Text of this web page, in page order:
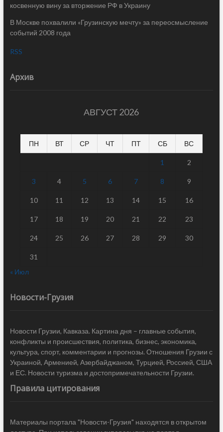
косвенную вину за вторжение РФ в Украину
В Москве похвалили «Грузинскую мечту» за переосмысление
событий 2008 года
RSS
Архив
АВГУСТ 2026
ПН ВТ СР ЧТ ПТ СБ ВС
1 2
3 4 5 6 7 8 9
10 11 12 13 14 15 16
17 18 19 20 21 22 23
24 25 26 27 28 29 30
31
« Июл
Новости-Грузия
Новости Грузии, Кавказа. Картина дня – главные события,
конфликты и происшествия, политика, бизнес, экономика,
культура, спорт, комментарии и прогнозы. Отношения Грузии с
Украиной, Арменией, Азербайджаном, Турцией, Россией, США
и ЕС. Новости туризма и достопримечательности Грузии.
Правила цитирования
Материалы портала "Новости-Грузия" находятся в открытом